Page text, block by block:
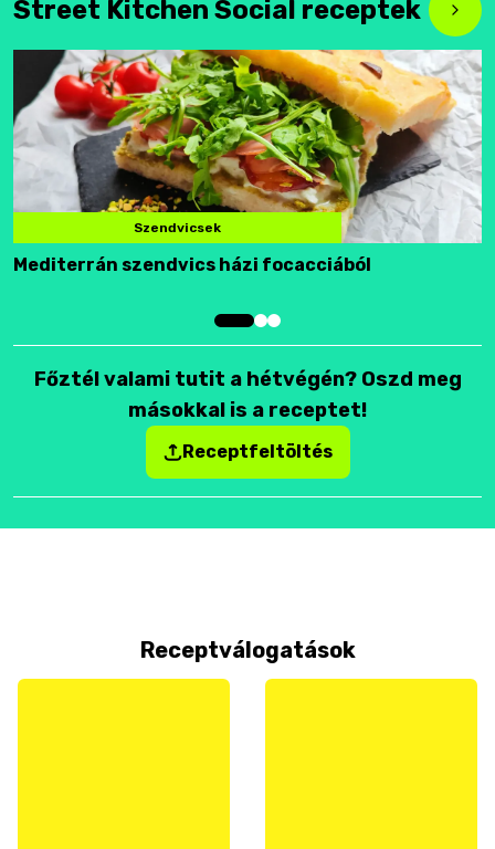
Street Kitchen Social receptek
Szendvicsek
Mediterrán szendvics házi focacciából
Főztél valami tutit a hétvégén? Oszd meg
másokkal is a receptet!
Receptfeltöltés
Receptválogatások